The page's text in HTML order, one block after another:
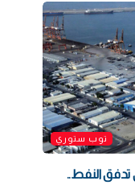
توب ستوري
تدفق النفط..